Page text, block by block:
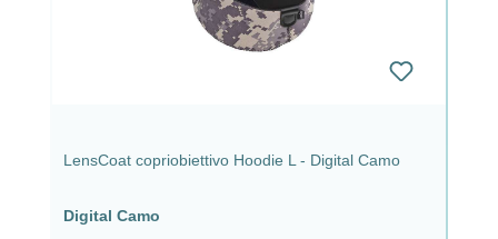
LensCoat copriobiettivo Hoodie L - Digital Camo
Digital Camo